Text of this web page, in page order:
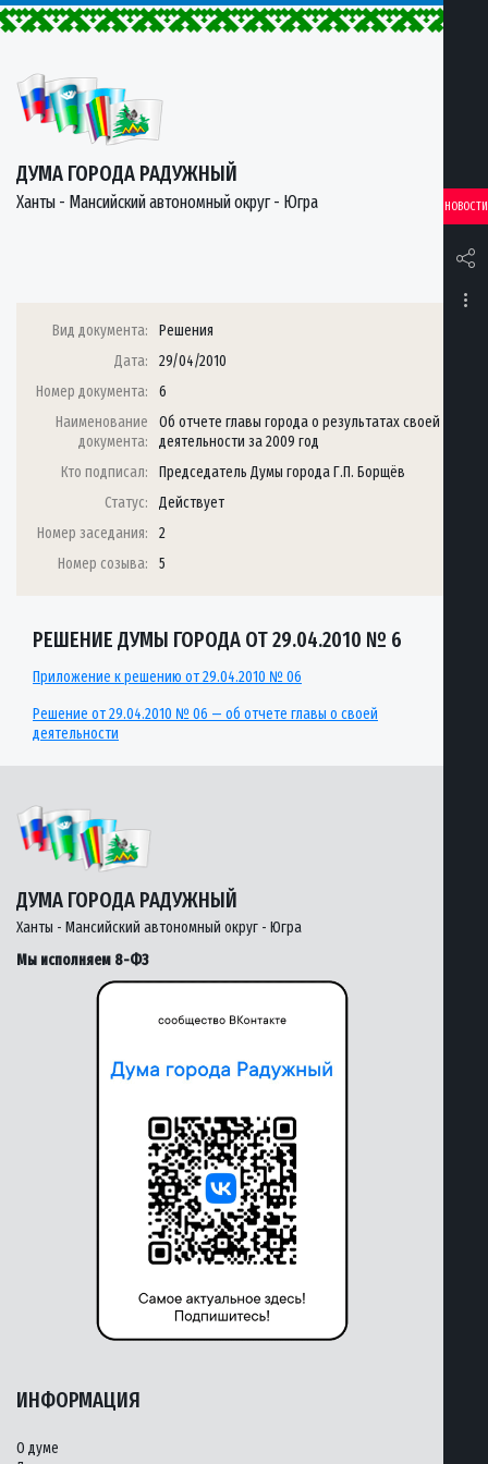
ДУМА ГОРОДА РАДУЖНЫЙ
Ханты - Мансийский автономный округ - Югра НОВОСТИ
Вид документа:
Решения
Дата:
29/04/2010
Номер документа:
6
Наименование
документа:
Об отчете главы города о результатах своей
деятельности за 2009 год
Кто подписал:
Председатель Думы города Г.П. Борщёв
Статус:
Действует
Номер заседания:
2
Номер созыва:
5
РЕШЕНИЕ ДУМЫ ГОРОДА ОТ 29.04.2010 № 6
Приложение к решению от 29.04.2010 № 06
Решение от 29.04.2010 № 06 — об отчете главы о своей
деятельности
ДУМА ГОРОДА РАДУЖНЫЙ
Ханты - Мансийский автономный округ - Югра
Мы исполняем 8-ФЗ
ИНФОРМАЦИЯ
О думе